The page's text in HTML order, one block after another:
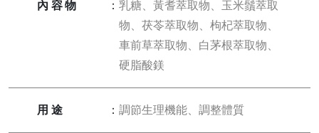
內容物 ：乳糖、黃耆萃取物、玉米鬚萃取
物、茯苓萃取物、枸杞萃取物、
車前草萃取物、白茅根萃取物、
硬脂酸鎂
用途 ：調節生理機能、調整體質